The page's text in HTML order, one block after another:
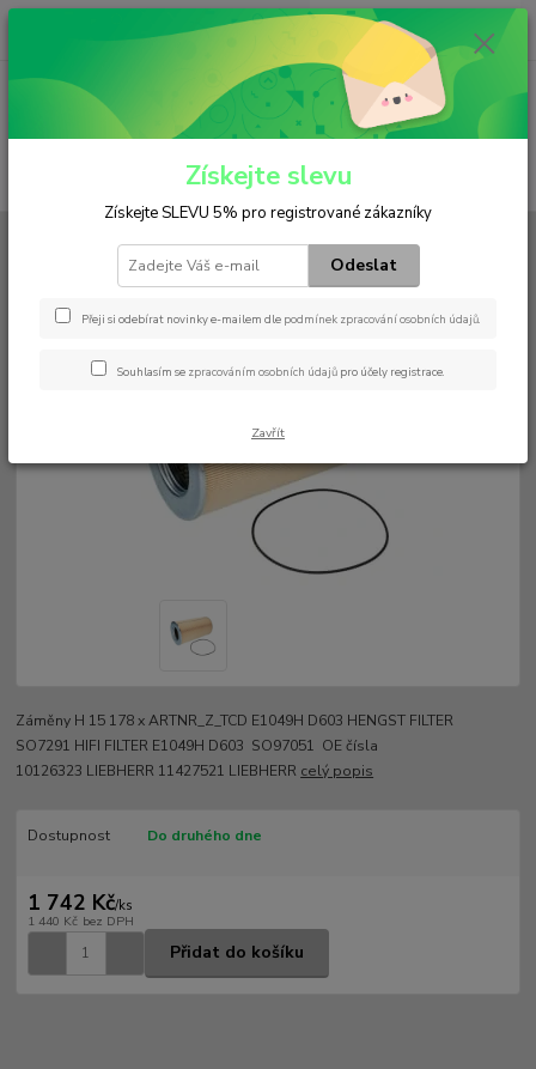
(Po-Pá, 6:30-15 hod.)
ks
0 Kč
H 15 178 x
Záměny H 15 178 x ARTNR_Z_TCD E1049H D603 HENGST FILTER
SO7291 HIFI FILTER E1049H D603 SO97051 OE čísla
10126323 LIEBHERR 11427521 LIEBHERR celý popis
Dostupnost Do druhého dne
1 742 Kč/ks
1 440 Kč bez DPH
Přidat do košíku
Získejte slevu
Získejte SLEVU 5% pro registrované zákazníky
Odeslat
Přeji si odebírat novinky e-mailem dle podmínek zpracování osobních údajů.
Souhlasím se zpracováním osobních údajů pro účely registrace.
Zavřít